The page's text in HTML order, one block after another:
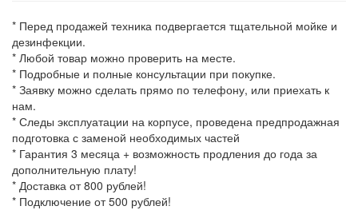
* Перед продажей техника подвергается тщательной мойке и
дезинфекции.
* Любой товар можно проверить на месте.
* Подробные и полные консультации при покупке.
* Заявку можно сделать прямо по телефону, или приехать к
нам.
* Следы эксплуатации на корпусе, проведена предпродажная
подготовка с заменой необходимых частей
* Гарантия 3 месяца + возможность продления до года за
дополнительную плату!
* Доставка от 800 рублей!
* Подключение от 500 рублей!